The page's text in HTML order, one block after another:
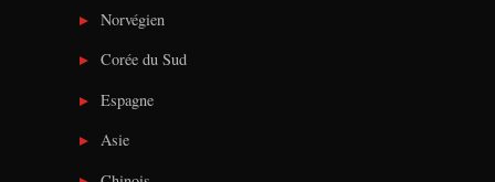
Norvégien
Corée du Sud
Espagne
Asie